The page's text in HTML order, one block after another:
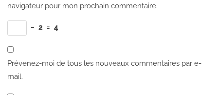
navigateur pour mon prochain commentaire.
− 2 = 4
Prévenez-moi de tous les nouveaux commentaires par e-
mail.